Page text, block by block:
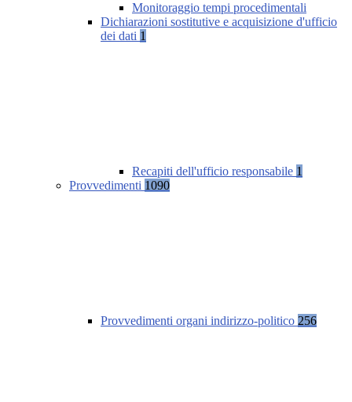
Monitoraggio tempi procedimentali
Dichiarazioni sostitutive e acquisizione d'ufficio
dei dati 1
Recapiti dell'ufficio responsabile 1
Provvedimenti 1090
Provvedimenti organi indirizzo-politico 256